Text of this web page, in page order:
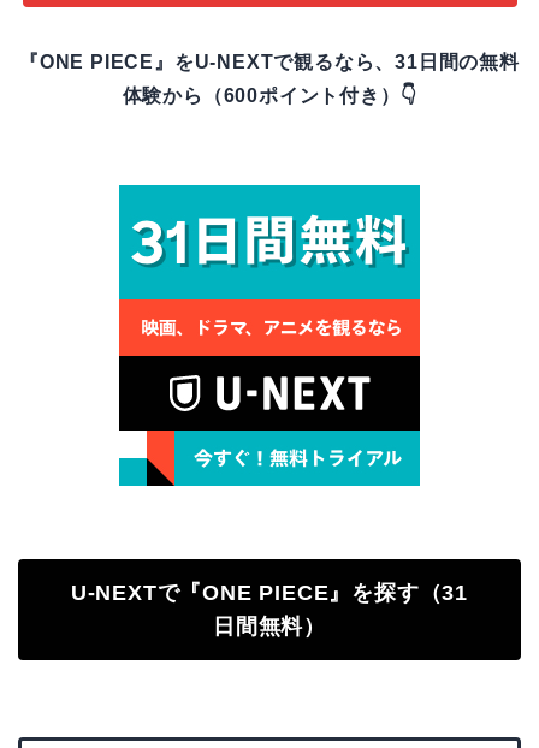
『ONE PIECE』をU-NEXTで観るなら、31日間の無料
体験から（600ポイント付き）👇
U-NEXTで『ONE PIECE』を探す（31
日間無料）